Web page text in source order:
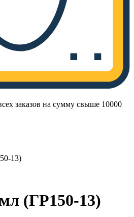
заказов на сумму свыше 10000
13)
(ГР150-13)